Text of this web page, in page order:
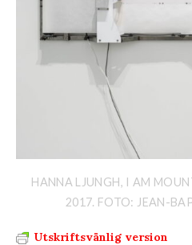
HANNA LJUNGH, I AM
2017. FOTO: JEAN-
Utskriftsvänlig version